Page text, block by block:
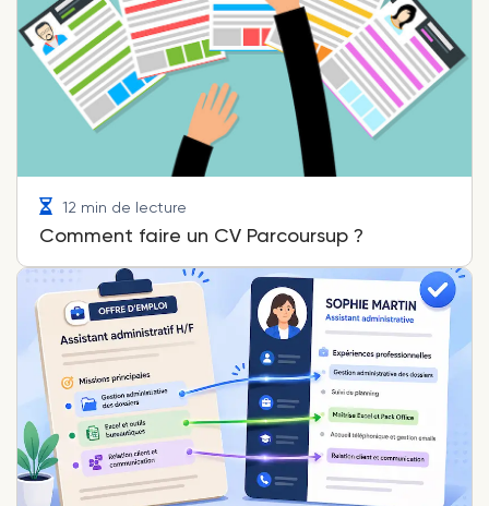
12 min de lecture
Comment faire un CV Parcoursup ?